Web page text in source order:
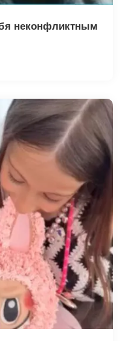
неконфликтным